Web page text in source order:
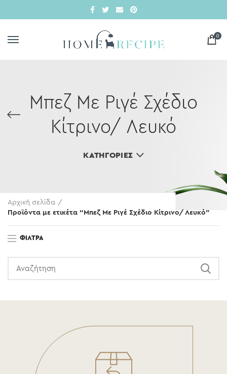
0
Μπεζ Με Ριγέ Σχέδιο
Κίτρινο/ Λευκό
ΚΑΤΗΓΟΡΊΕΣ
Αρχική σελίδα
Προϊόντα με ετικέτα “Μπεζ Με Ριγέ Σχέδιο Κίτρινο/ Λευκό”
ΦΊΛΤΡΑ